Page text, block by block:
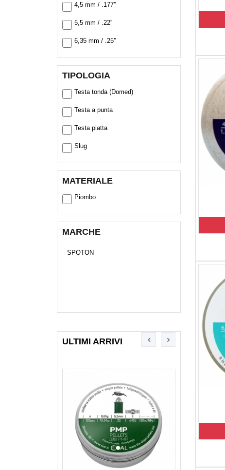
4,5 mm / .177''
5,5 mm / .22''
6,35 mm / .25''
TIPOLOGIA
Testa tonda (Domed)
Testa a punta
Testa piatta
Slug
MATERIALE
Piombo
MARCHE
SPOTON
ULTIMI ARRIVI